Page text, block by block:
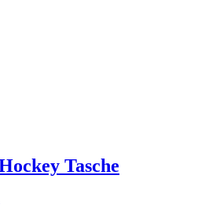
Tasche